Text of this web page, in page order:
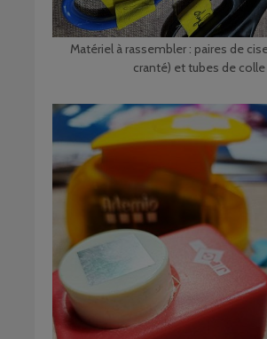
Matériel à rassembler : paires de
cranté) et tubes de colle